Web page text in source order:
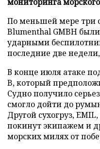
По меньшей мере три
Blumenthal GMBH
ударными
последние две
В конце июля атаке
B, который
Судно получило
смогло дойти до
Другой сухогруз,
покинут экипажем и
морских милях от